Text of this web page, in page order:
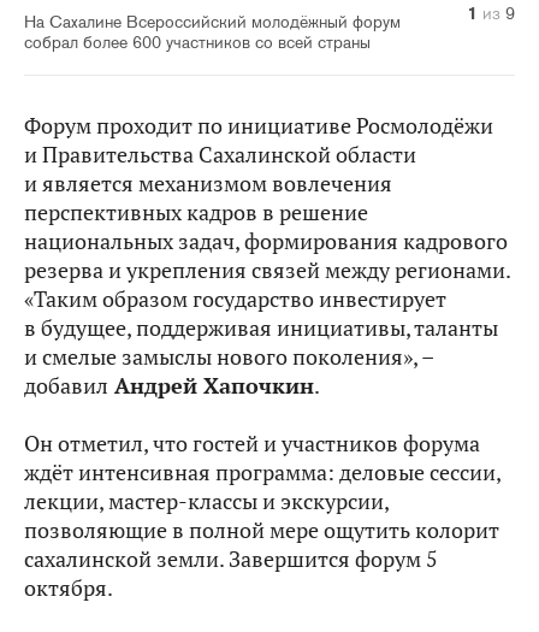
На Сахалине Всероссийский молодёжный форум
собрал более 600 участников со всей страны
1 из 9
2 из 9
3 из 9
4 из 9
5 из 9
6 из 9
7 из 9
8 из 9
9 из 9
Форум проходит по инициативе Росмолодёжи
и Правительства Сахалинской области
и является механизмом вовлечения
перспективных кадров в решение
национальных задач, формирования кадрового
резерва и укрепления связей между регионами.
«Таким образом государство инвестирует
в будущее, поддерживая инициативы, таланты
и смелые замыслы нового поколения», –
добавил Андрей Хапочкин.
Он отметил, что гостей и участников форума
ждёт интенсивная программа: деловые сессии,
лекции, мастер-классы и экскурсии,
позволяющие в полной мере ощутить колорит
сахалинской земли. Завершится форум 5
октября.